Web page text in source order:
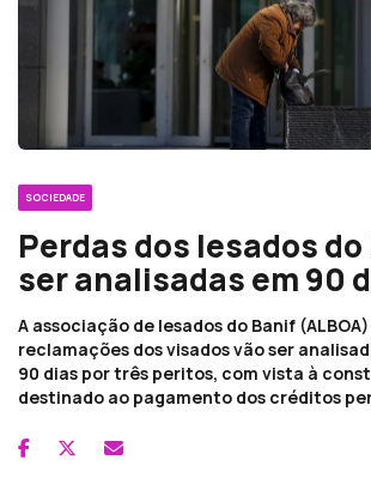
SOCIEDADE
Perdas dos lesados
ser analisadas em 90
A associação de lesados do Banif
reclamações dos visados vão ser
90 dias por três peritos, com vista à
destinado ao pagamento dos créditos